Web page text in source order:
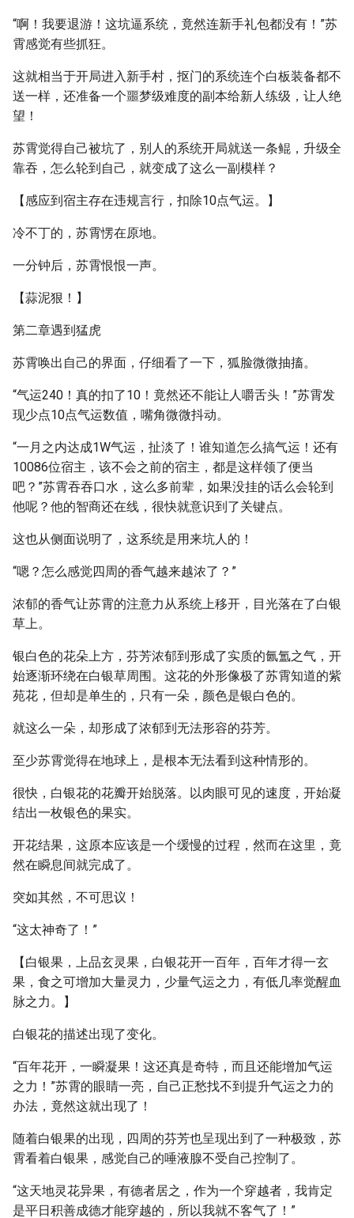
“啊！我要退游！这坑逼系统，竟然连新手礼包都没有！”苏
霄感觉有些抓狂。
这就相当于开局进入新手村，抠门的系统连个白板装备都不
送一样，还准备一个噩梦级难度的副本给新人练级，让人绝
望！
苏霄觉得自己被坑了，别人的系统开局就送一条鲲，升级全
靠吞，怎么轮到自己，就变成了这么一副模样？
【感应到宿主存在违规言行，扣除10点气运。】
冷不丁的，苏霄愣在原地。
一分钟后，苏霄恨恨一声。
【蒜泥狠！】
第二章遇到猛虎
苏霄唤出自己的界面，仔细看了一下，狐脸微微抽搐。
“气运240！真的扣了10！竟然还不能让人嚼舌头！”苏霄发
现少点10点气运数值，嘴角微微抖动。
“一月之内达成1W气运，扯淡了！谁知道怎么搞气运！还有
10086位宿主，该不会之前的宿主，都是这样领了便当
吧？”苏霄吞吞口水，这么多前辈，如果没挂的话么会轮到
他呢？他的智商还在线，很快就意识到了关键点。
这也从侧面说明了，这系统是用来坑人的！
“嗯？怎么感觉四周的香气越来越浓了？”
浓郁的香气让苏霄的注意力从系统上移开，目光落在了白银
草上。
银白色的花朵上方，芬芳浓郁到形成了实质的氤氲之气，开
始逐渐环绕在白银草周围。这花的外形像极了苏霄知道的紫
苑花，但却是单生的，只有一朵，颜色是银白色的。
就这么一朵，却形成了浓郁到无法形容的芬芳。
至少苏霄觉得在地球上，是根本无法看到这种情形的。
很快，白银花的花瓣开始脱落。以肉眼可见的速度，开始凝
结出一枚银色的果实。
开花结果，这原本应该是一个缓慢的过程，然而在这里，竟
然在瞬息间就完成了。
突如其然，不可思议！
“这太神奇了！”
【白银果，上品玄灵果，白银花开一百年，百年才得一玄
果，食之可增加大量灵力，少量气运之力，有低几率觉醒血
脉之力。】
白银花的描述出现了变化。
“百年花开，一瞬凝果！这还真是奇特，而且还能增加气运
之力！”苏霄的眼睛一亮，自己正愁找不到提升气运之力的
办法，竟然这就出现了！
随着白银果的出现，四周的芬芳也呈现出到了一种极致，苏
霄看着白银果，感觉自己的唾液腺不受自己控制了。
“这天地灵花异果，有德者居之，作为一个穿越者，我肯定
是平日积善成德才能穿越的，所以我就不客气了！”